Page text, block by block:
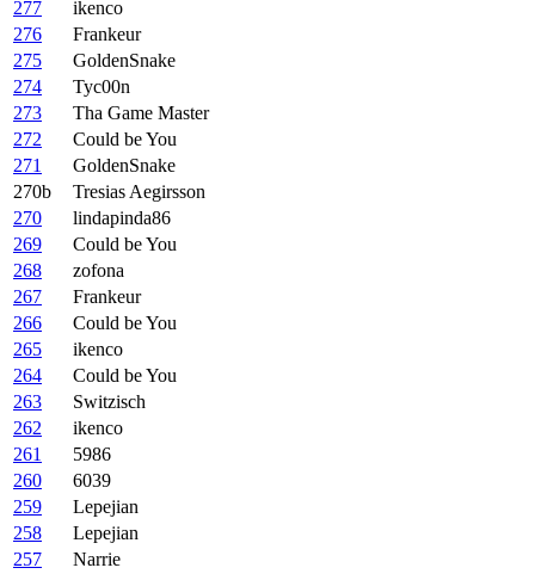
277
ikenco
276
Frankeur
275
GoldenSnake
274
Tyc00n
273
Tha Game Master
272
Could be You
271
GoldenSnake
270b
Tresias Aegirsson
270
lindapinda86
269
Could be You
268
zofona
267
Frankeur
266
Could be You
265
ikenco
264
Could be You
263
Switzisch
262
ikenco
261
5986
260
6039
259
Lepejian
258
Lepejian
257
Narrie